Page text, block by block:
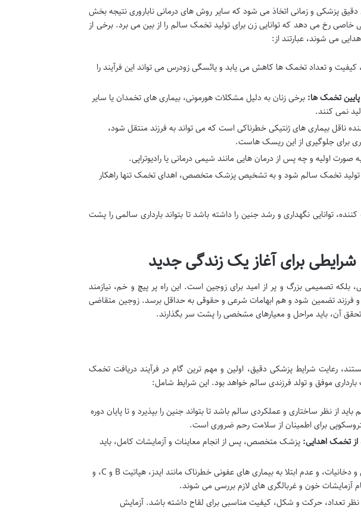
پزشکی و زمانی اتخاذ می شود که سایر روش های درمانی ناباروری نتیجه بخش
خاصی رخ می دهد که توانایی زن برای تولید تخمک سالم را از بین می برد. برخی از
می شوند، عبارتند از:
کیفیت و تعداد تخمک ها کاهش می یابد و یائسگی زودرس می تواند این فرآیند را
تخمک ها: برخی زنان به دلیل مشکلات هورمونی، بیماری های تخمدان یا سایر
نمی کنند.
ناقل بیماری های ژنتیکی خطرناکی است که می تواند به فرزند منتقل شود،
برای جلوگیری از این ریسک هاست.
اولیه و چه پس از درمان هایی مانند شیمی درمانی یا رادیوتراپی.
تخمک سالم شود و به تشخیص پزشک متخصص، اهدای تخمک تنها راهکار
توانایی نگهداری و رشد جنین را داشته باشد تا بتواند بارداری سالمی را پشت
تصمیمی بزرگ و پر از امید برای زوجین است. این راه پر پیچ و خم، نیازمند
فرزند تضمین شود و هم ابهامات شرعی و حقوقی به حداقل برسد. زوجین متقاضی
آن، باید مراحل و معیارهای مشخصی را پشت سر بگذارند.
رعایت شرایط پزشکی دقیق، اولین و مهم ترین گام در فرآیند دریافت تخمک
موفق و تولد فرزندی سالم خواهد بود. این شرایط شامل:
باید از نظر ساختاری و عملکردی سالم باشد تا بتواند جنین را بپذیرد و تا پایان دوره
برای اطمینان از سلامت رحم ضروری است.
از تخمک اهدایی: پزشک متخصص، پس از انجام معاینات و آزمایشات کامل، باید
عدم اعتیاد به مواد مخدر، الکل و دخانیات، و عدم ابتلا به بیماری های عفونی خطرناک مانند ایدز، هپاتیت B و C، و
آزمایشات خون و غربالگری های لازم بررسی می شوند.
نظر تعداد، حرکت و شکل، کیفیت مناسبی برای لقاح داشته باشد. آزمایش